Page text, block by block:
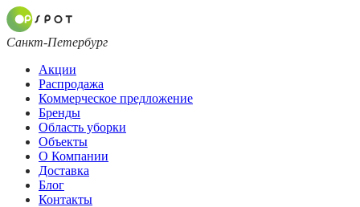
Санкт-Петербург
Акции
Распродажа
Коммерческое предложение
Бренды
Область уборки
Объекты
О Компании
Доставка
Блог
Контакты